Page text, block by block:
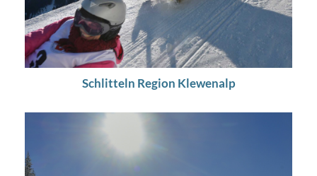
Schlitteln Region Klewenalp